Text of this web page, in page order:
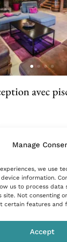
Manage
we use
information.
us to process data
site. Not consenting
certain features and
Accept
avec
À partir de